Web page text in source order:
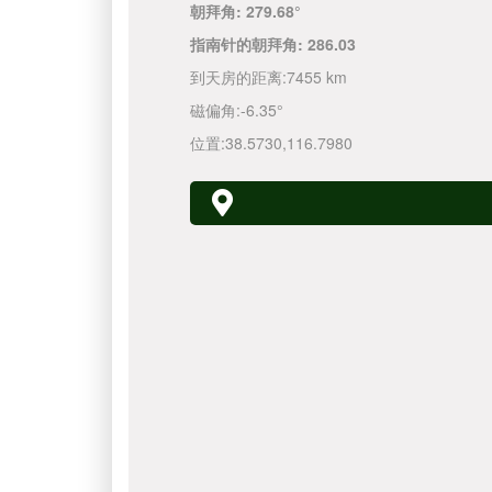
朝拜角: 279.68°
指南针的朝拜角: 286.03
到天房的距离:7455 km
磁偏角:-6.35°
位置:38.5730,116.7980